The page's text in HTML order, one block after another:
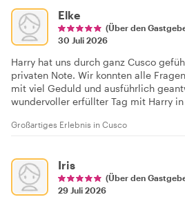
Elke
(Über den
30 Juli 2026
Harry hat uns durch ganz Cusco
privaten Note. Wir konnten alle
mit viel Geduld und ausführlich
wundervoller erfüllter Tag mit Harry in
Großartiges Erlebnis in Cusco
Iris
(Über den
29 Juli 2026